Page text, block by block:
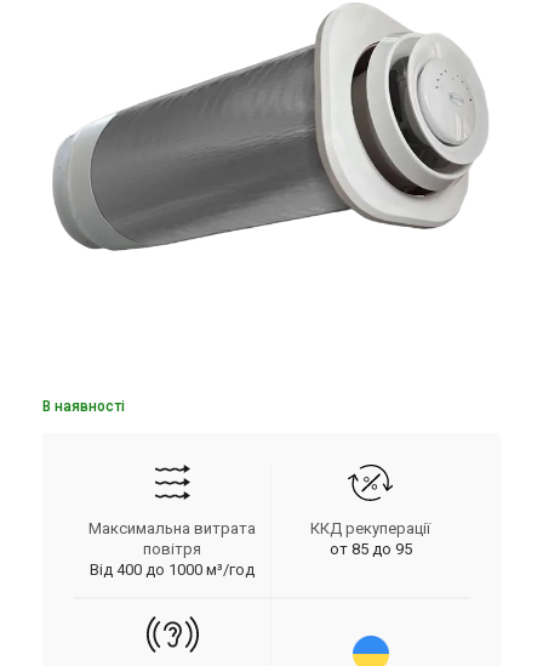
В наявності
Максимальна витрата
повітря
Від 400 до 1000 м³/год
ККД рекуперації
от 85 до 95